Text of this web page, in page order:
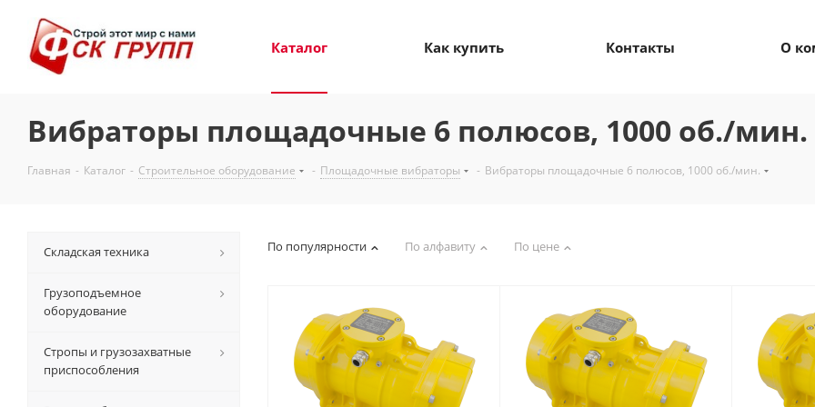
Каталог Как купить Контакты О
Вибраторы площадочные 6 полюсов, 1000 об./мин.
Главная - Каталог - Строительное оборудование - Площадочные вибраторы - Вибраторы площадочные 6 полюсов, 1000 об./мин.
По популярности По алфавиту По цене
Складская техника
Грузоподъемное
оборудование
Стропы и грузозахватные
приспособления